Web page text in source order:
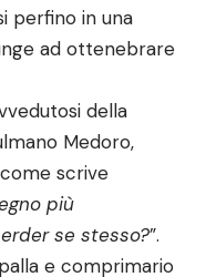
perfino in una
ad ottenebrare
della
Medoro,
scrive
più
se stesso?”.
e comprimario